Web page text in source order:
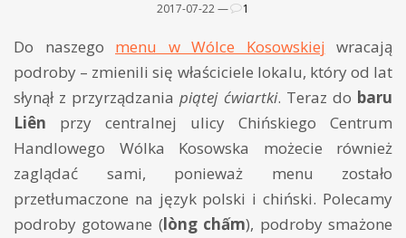
2017-07-22 — 1
Do naszego menu w Wólce Kosowskiej wracają
podroby – zmienili się właściciele lokalu, który od lat
słynął z przyrządzaniapiątej ćwiartki. Teraz do baru
Liên przy centralnej ulicy Chińskiego Centrum
Handlowego Wólka Kosowska możecie również
zaglądać sami, ponieważ menu zostało
przetłumaczone na język polski i chiński. Polecamy
podroby gotowane (lòng chấm), podroby smażone